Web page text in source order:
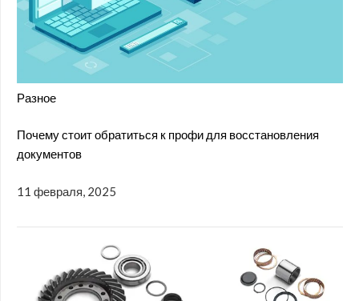
Разное
Почему стоит обратиться к профи для восстановления
документов
11 февраля, 2025